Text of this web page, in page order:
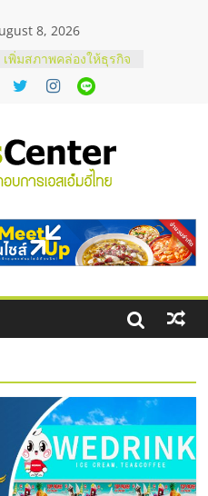
8, 2026
พิ่มสภาพคล่องให้ธุรกิจ
ฉลุย
โอกาสบริหารสถานี
Meet Up จับคู่แฟรน
คุณภาพสูง พร้อม
ในไทยที่ไหนดี?
ารให้คุ้มค่าและตอบ
,